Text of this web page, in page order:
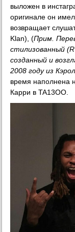
выложен в
оригинале он
возвращает
Klan), (Прим.
стилизованный
созданный и
2008 году из
время наполнена
Карри в TA13OO.